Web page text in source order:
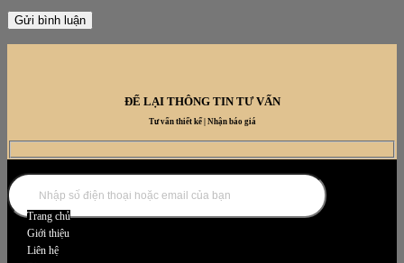
ĐỂ LẠI THÔNG TIN TƯ VẤN
Tư vấn thiết kế | Nhận báo giá
DANH MỤC NỘI THẤT
Trang chủ
Giới thiệu
Liên hệ